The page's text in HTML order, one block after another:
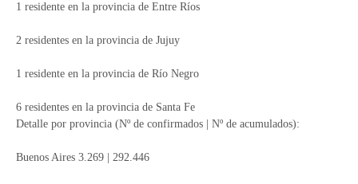
1 residente en la provincia de Entre Ríos
2 residentes en la provincia de Jujuy
1 residente en la provincia de Río Negro
6 residentes en la provincia de Santa Fe
Detalle por provincia (Nº de confirmados | Nº de acumulados):
Buenos Aires 3.269 | 292.446